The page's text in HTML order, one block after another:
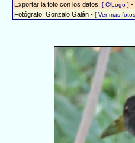
Exportar la foto con los datos: [ C/Logo ] -
Fotógrafo: Gonzalo Galán - [ Ver más